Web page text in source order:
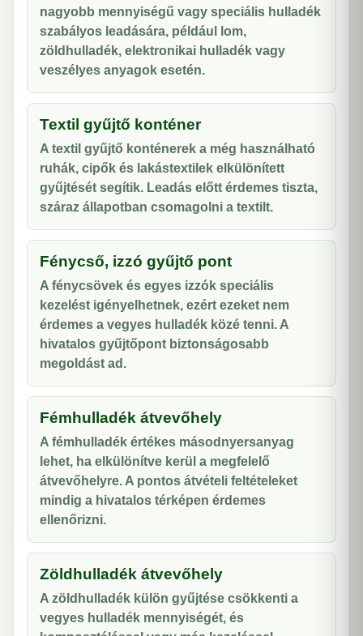
nagyobb mennyiségű vagy speciális hulladék
szabályos leadására, például lom,
zöldhulladék, elektronikai hulladék vagy
veszélyes anyagok esetén.
Textil gyűjtő konténer
A textil gyűjtő konténerek a még használható
ruhák, cipők és lakástextilek elkülönített
gyűjtését segítik. Leadás előtt érdemes tiszta,
száraz állapotban csomagolni a textilt.
Fénycső, izzó gyűjtő pont
A fénycsövek és egyes izzók speciális
kezelést igényelhetnek, ezért ezeket nem
érdemes a vegyes hulladék közé tenni. A
hivatalos gyűjtőpont biztonságosabb
megoldást ad.
Fémhulladék átvevőhely
A fémhulladék értékes másodnyersanyag
lehet, ha elkülönítve kerül a megfelelő
átvevőhelyre. A pontos átvételi feltételeket
mindig a hivatalos térképen érdemes
ellenőrizni.
Zöldhulladék átvevőhely
A zöldhulladék külön gyűjtése csökkenti a
vegyes hulladék mennyiségét, és